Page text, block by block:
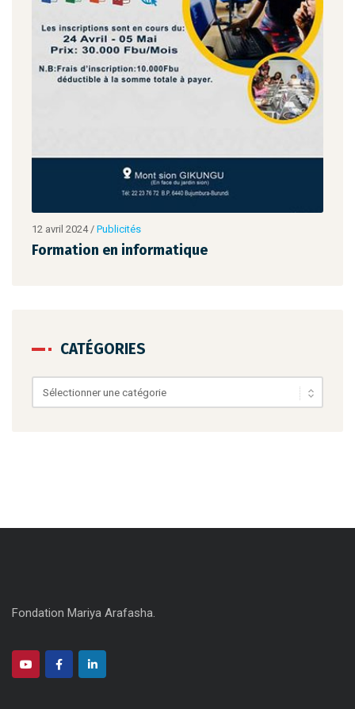
12 avril 2024/ Publicités
Formation en informatique
CATÉGORIES
Catégories
Fondation Mariya Arafasha.